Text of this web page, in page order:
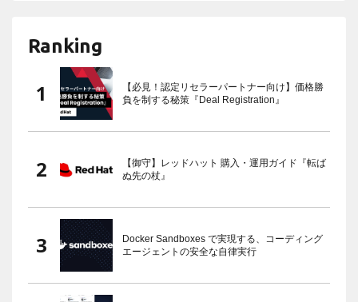
Ranking
【必見！認定リセラーパートナー向け】価格勝
負を制する秘策『Deal Registration』
【御守】レッドハット 購入・運用ガイド『転ば
ぬ先の杖』
Docker Sandboxes で実現する、コーディング
エージェントの安全な自律実行